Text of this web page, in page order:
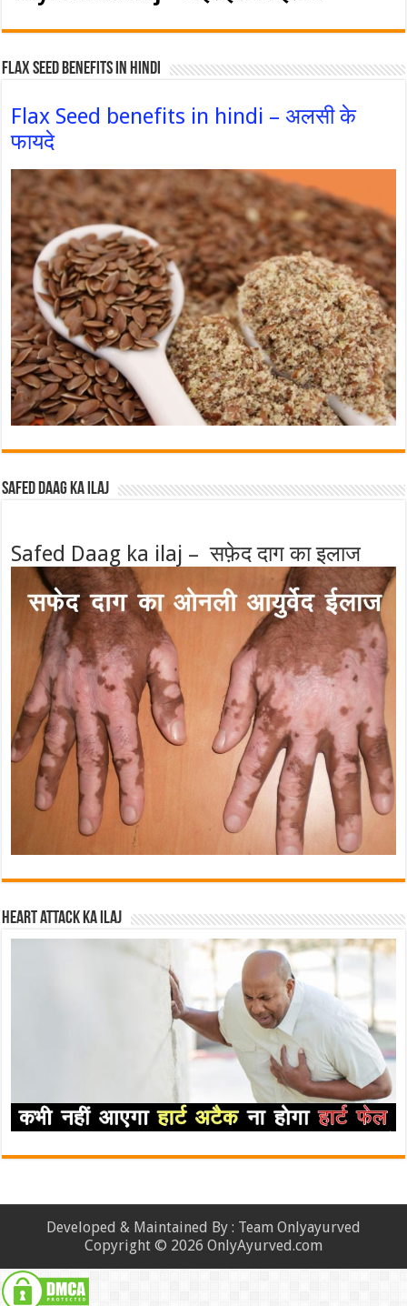
Flax Seed Benefits in hindi
Flax Seed benefits in hindi – अलसी के
फायदे
Safed Daag ka ilaj
Safed Daag ka ilaj – सफ़ेद दाग का इलाज
Heart attack ka ilaj
Developed & Maintained By : Team Onlyayurved
Copyright © 2026 OnlyAyurved.com